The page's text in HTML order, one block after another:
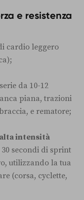
e resistenza
cardio leggero
da 10-12
piana, trazioni
e rematore;
intensità
secondi di sprint
utilizzando la tua
(corsa, cyclette,